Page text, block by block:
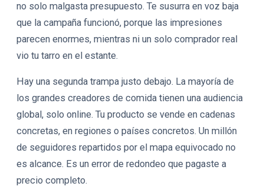
no solo malgasta presupuesto. Te susurra en voz baja
que la campaña funcionó, porque las impresiones
parecen enormes, mientras ni un solo comprador real
vio tu tarro en el estante.
Hay una segunda trampa justo debajo. La mayoría de
los grandes creadores de comida tienen una audiencia
global, solo online. Tu producto se vende en cadenas
concretas, en regiones o países concretos. Un millón
de seguidores repartidos por el mapa equivocado no
es alcance. Es un error de redondeo que pagaste a
precio completo.